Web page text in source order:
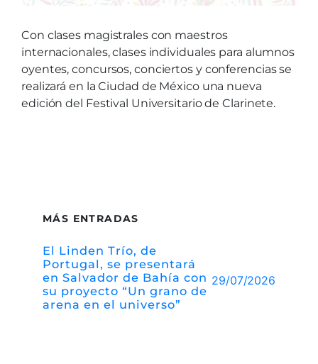
Con clases magistrales con maestros
internacionales, clases individuales para alumnos
oyentes, concursos, conciertos y conferencias se
realizará en la Ciudad de México una nueva
edición del Festival Universitario de Clarinete.
MÁS ENTRADAS
El Linden Trío, de
Portugal, se presentará
en Salvador de Bahía con
su proyecto “Un grano de
arena en el universo”
29/07/2026